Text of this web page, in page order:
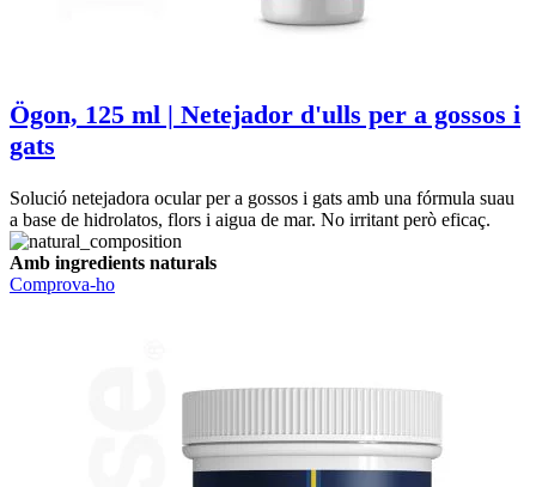
Ögon, 125 ml | Netejador d'ulls per a gossos i
gats
Solució netejadora ocular per a gossos i gats amb una fórmula suau
a base de hidrolatos, flors i aigua de mar. No irritant però eficaç.
Amb ingredients naturals
Comprova-ho